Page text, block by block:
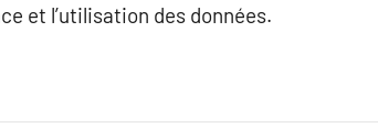
et l’utilisation des données.